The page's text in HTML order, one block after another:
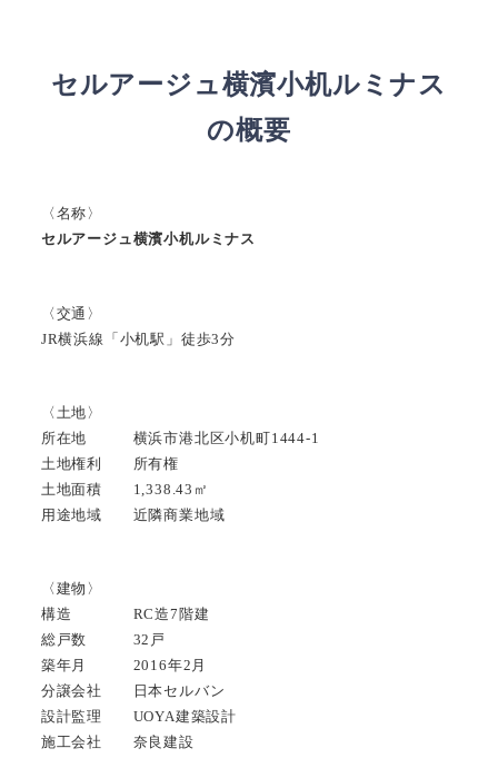
セルアージュ横濱小机ルミナス
の概要
〈名称〉
セルアージュ横濱小机ルミナス
〈交通〉
JR横浜線「小机駅」徒歩3分
〈土地〉
所在地 横浜市港北区小机町1444-1
土地権利 所有権
土地面積 1,338.43㎡
用途地域 近隣商業地域
〈建物〉
構造 RC造7階建
総戸数 32戸
築年月 2016年2月
分譲会社 日本セルバン
設計監理 UOYA建築設計
施工会社 奈良建設